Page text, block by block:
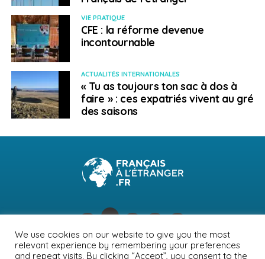
Plus d’informations sur la situation au Honduras
Contact utile :
Sitede l’ambassade de France au Honduras
> Kosovo
Les frontières du Kosovo sont ouvertes pour les
d’un test PCR négatif de moins de 72 heures ;
(la première dose suffit) ;
d’anticorps-IgG délivré au plus tard 30 jours
avant leur arrivée au Kosovo.
VIE PRATIQUE
CFE : la réforme devenue
incontournable
ACTUALITÉS INTERNATIONALES
« Tu as toujours ton sac à dos à
faire » : ces expatriés vivent au gré
des saisons
NEWSLETTER PUBLICITÉ CONTACTS MENTIONS LÉGALES
We use cookies on our website to give you the most
relevant experience by remembering your preferences
and repeat visits. By clicking “Accept”, you consent to the